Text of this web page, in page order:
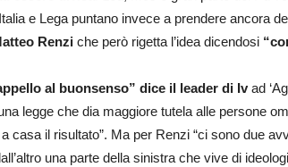
e Lega puntano invece a prendere ancora
Renzi che però rigetta l’idea dicendosi
al buonsenso” dice il leader di Ivad
legge che dia maggiore tutela alle persone
casa il risultato”. Ma per Renzi “ci sono due
una parte della sinistra che vive di